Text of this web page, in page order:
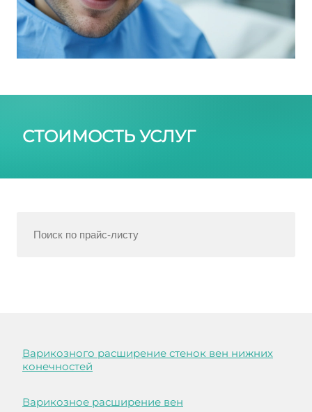
СТОИМОСТЬ УСЛУГ
Варикозного расширение стенок вен нижних
конечностей
Варикозное расширение вен